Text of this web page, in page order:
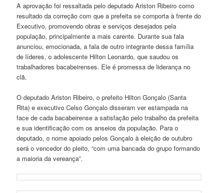
A aprovação foi ressaltada pelo deputado Ariston Ribeiro como
resultado da correção com que a prefeita se comporta à frente do
Executivo, promovendo obras e serviços desejados pela
população, principalmente a mais carente. Durante sua fala
anunciou, emocionada, a fala de outro integrante dessa família
de líderes, o adolescente Hilton Leonardo, que saudou os
trabalhadores bacabeirenses. Ele é promessa de liderança no
clã.
O deputado Ariston Ribeiro, o prefeito Hilton Gonçalo (Santa
Rita) e executivo Celso Gonçalo disseram ver estampada na
face de cada bacabeirense a satisfação pelo trabalho da prefeita
e sua identificação com os anseios da população. Para o
deputado, o nome apoiado pelos Gonçalo à eleição de outubro
será o vencedor do pleito, “com uma bancada do grupo formando
a maioria da vereança”.